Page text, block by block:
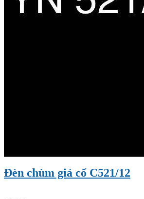
Đèn chùm giả cổ C521/12